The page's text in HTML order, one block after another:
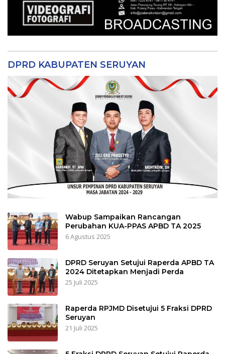
DPRD KABUPATEN SERUYAN
Wabup Sampaikan Rancangan
Perubahan KUA-PPAS APBD TA 2025
6 Agustus 2025
DPRD Seruyan Setujui Raperda APBD TA
2024 Ditetapkan Menjadi Perda
25 Juli 2025
Raperda RPJMD Disetujui 5 Fraksi DPRD
Seruyan
21 Juli 2025